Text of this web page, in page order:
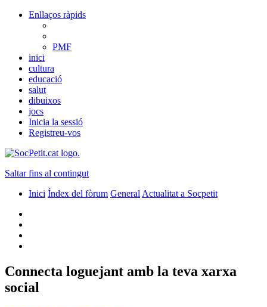
Enllaços ràpids
PMF
inici
cultura
educació
salut
dibuixos
jocs
Inicia la sessió
Registreu-vos
Saltar fins al contingut
Inici Índex del fòrum General Actualitat a Socpetit
Connecta loguejant amb la teva xarxa
social